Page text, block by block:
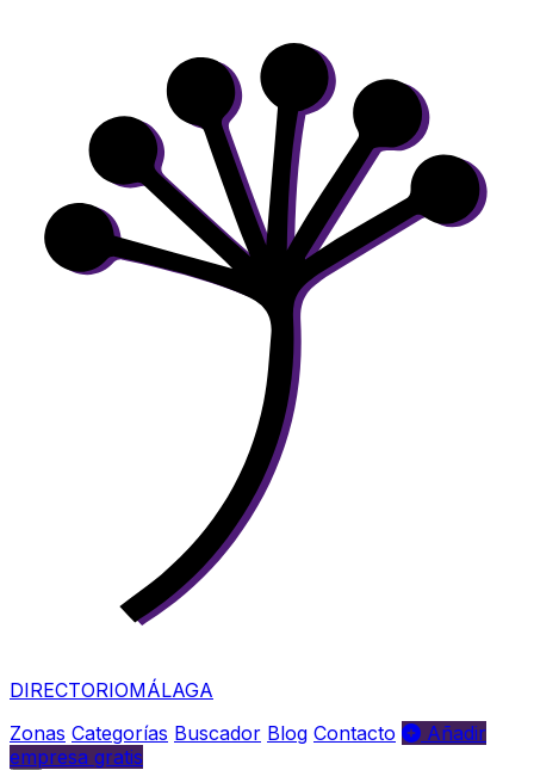
DIRECTORIOMÁLAGA
Zonas Categorías Buscador Blog Contacto
Añadir
empresa gratis